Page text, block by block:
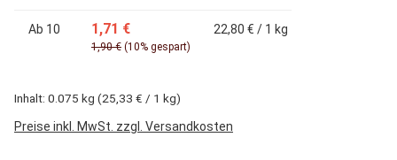
Ab 10 1,71 €
1,90 € (10% gespart)
22,80 € / 1 kg
Inhalt: 0.075 kg (25,33 € / 1 kg)
Preise inkl. MwSt. zzgl. Versandkosten